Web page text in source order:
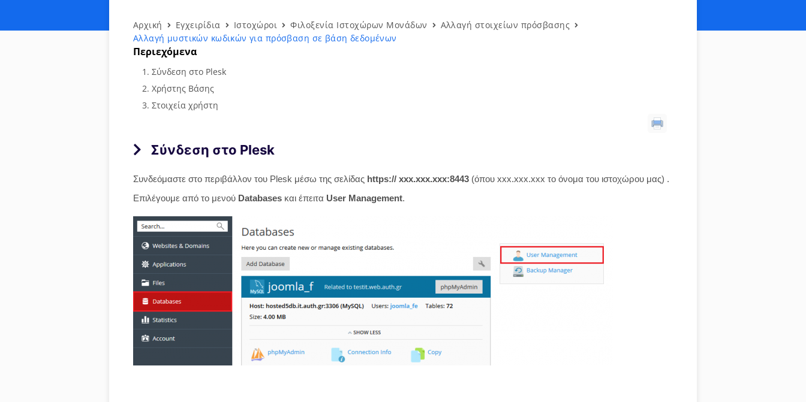
Αρχική Εγχειρίδια Ιστοχώροι Φιλοξενία Ιστοχώρων Μονάδων
Αλλαγή στοιχείων πρόσβασης
Αλλαγή μυστικών κωδικών για πρόσβαση σε βάση δεδομένων
Περιεχόμενα
Σύνδεση στο Plesk
Χρήστης Βάσης
Στοιχεία χρήστη
Σύνδεση στο Plesk
Συνδεόμαστε στο περιβάλλον του Plesk μέσω της σελίδας https:// xxx.xxx.xxx:8443 (όπου xxx.xxx.xxx το όνομα του ιστοχώρου μας) .
Επιλέγουμε από το μενού Databases και έπειτα User Management.